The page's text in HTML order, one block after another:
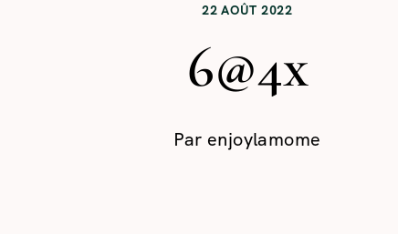
22 AOÛT 2022
6@4x
Par enjoylamome